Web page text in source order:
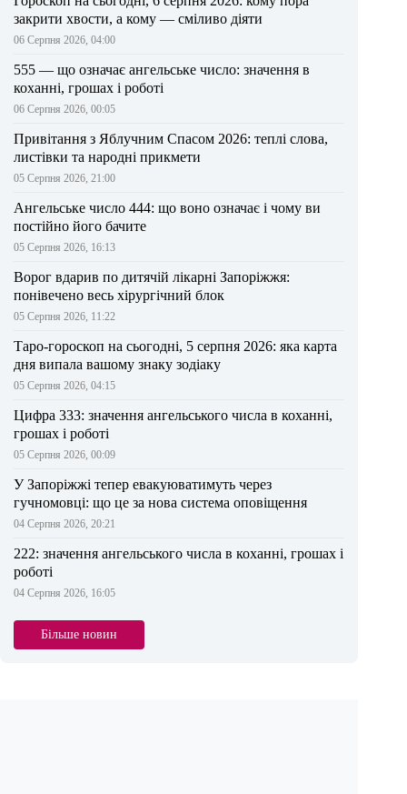
закрити хвости, а кому — сміливо діяти
06 Серпня 2026, 04:00
555 — що означає ангельське число: значення в
коханні, грошах і роботі
06 Серпня 2026, 00:05
Привітання з Яблучним Спасом 2026: теплі слова,
листівки та народні прикмети
05 Серпня 2026, 21:00
Ангельське число 444: що воно означає і чому ви
постійно його бачите
05 Серпня 2026, 16:13
Ворог вдарив по дитячій лікарні Запоріжжя:
понівечено весь хірургічний блок
05 Серпня 2026, 11:22
Таро-гороскоп на сьогодні, 5 серпня 2026: яка карта
дня випала вашому знаку зодіаку
05 Серпня 2026, 04:15
Цифра 333: значення ангельського числа в коханні,
грошах і роботі
05 Серпня 2026, 00:09
У Запоріжжі тепер евакуюватимуть через
гучномовці: що це за нова система оповіщення
04 Серпня 2026, 20:21
222: значення ангельського числа в коханні, грошах і
роботі
04 Серпня 2026, 16:05
Більше новин